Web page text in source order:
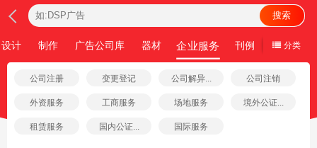
搜索
设计 制作 广告公司库 器材 企业服务 刊例 分类
公司注册 变更登记 公司解异... 公司注销
外资服务 工商服务 场地服务 境外公证...
租赁服务 国内公证... 国际服务